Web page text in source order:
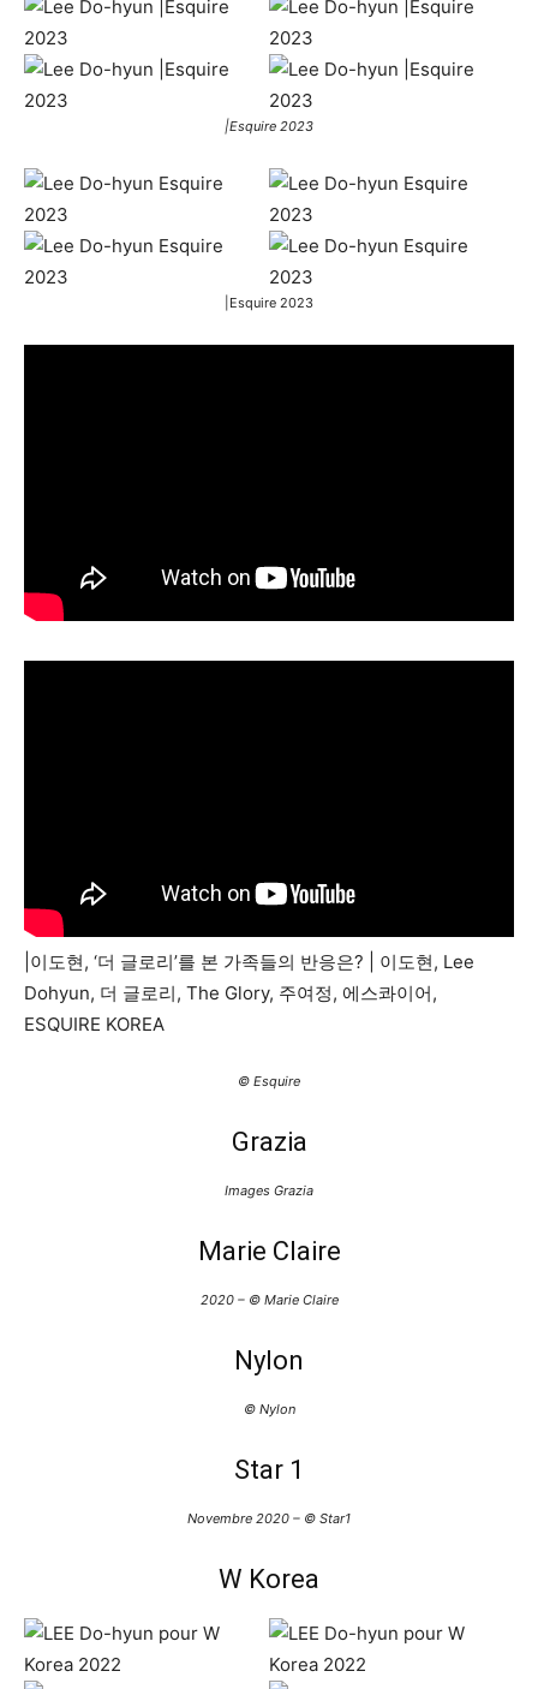
|Esquire 2023
|Esquire 2023
|이도현, ‘더 글로리’를 본 가족들의 반응은? | 이도현, Lee
Dohyun, 더 글로리, The Glory, 주여정, 에스콰이어,
ESQUIRE KOREA
© Esquire
Grazia
Images Grazia
Marie Claire
2020 – © Marie Claire
Nylon
© Nylon
Star 1
Novembre 2020 – © Star1
W Korea